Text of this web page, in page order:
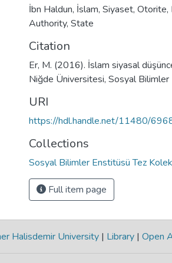
İbn Haldun, İslam, Siyaset, Otorite,
Authority, State
Citation
Er, M. (2016). İslam siyasal
Niğde Üniversitesi, Sosyal
URI
https://hdl.handle.net/11480/
Collections
Sosyal Bilimler Enstitüsü Tez
Full item page
Halisdemir University | Library | Open